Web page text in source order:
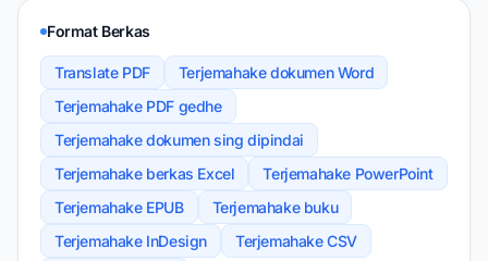
Format Berkas
Translate PDF
Terjemahake dokumen Word
Terjemahake PDF gedhe
Terjemahake dokumen sing dipindai
Terjemahake berkas Excel
Terjemahake PowerPoint
Terjemahake EPUB
Terjemahake buku
Terjemahake InDesign
Terjemahake CSV